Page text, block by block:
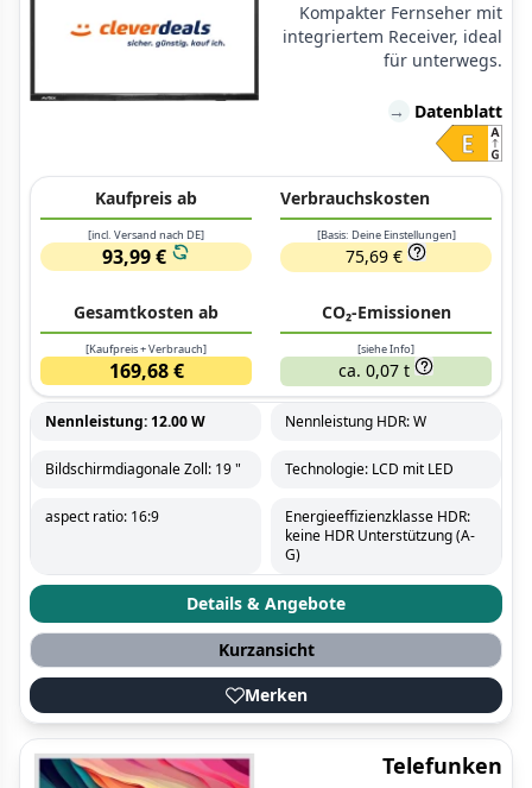
Kompakter Fernseher mit
integriertem Receiver, ideal
für unterwegs.
→ Datenblatt
Kaufpreis ab
[incl. Versand nach DE]
93,99 €
Verbrauchskosten
[Basis: Deine Einstellungen]
75,69 €
Gesamtkosten ab
[Kaufpreis + Verbrauch]
169,68 €
CO₂-Emissionen
[siehe Info]
ca. 0,07 t
Nennleistung: 12.00 W Nennleistung HDR: W
Bildschirmdiagonale Zoll: 19 " Technologie: LCD mit LED
aspect ratio: 16:9
Energieeffizienzklasse HDR:
keine HDR Unterstützung (A-
G)
Details & Angebote
Kurzansicht
Merken
Telefunken